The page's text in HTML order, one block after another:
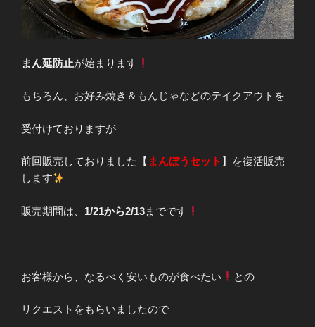
まん延防止が始まります
もちろん、お好み焼き＆もんじゃなどのテイクアウトを
受付けておりますが
前回販売しておりました【 まんぼうセット 】を復活販売
します
販売期間は、 1/21から2/13までです
お客様から、なるべく安いものが食べたい との
リクエストをもらいましたので